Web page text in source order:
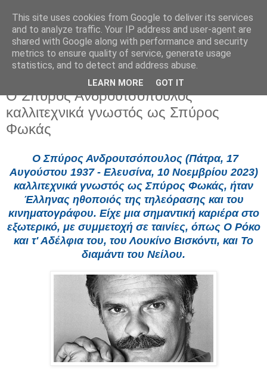
Δευτέρα 29 Ιουνίου 2026
O Σπύρος Ανδρουτσόπουλος
καλλιτεχνικά γνωστός ως Σπύρος
Φωκάς
O Σπύρος Ανδρουτσόπουλος (Πάτρα, 17
Αυγούστου 1937 - Ελευσίνα, 10 Νοεμβρίου 2023)
καλλιτεχνικά γνωστός ως Σπύρος Φωκάς, ήταν
Έλληνας ηθοποιός της τηλεόρασης και του
κινηματογράφου. Είχε μια σημαντική καριέρα στο
εξωτερικό, με συμμετοχή σε ταινίες, όπως Ο Ρόκο
και τ' Αδέλφια του, του Λουκίνο Βισκόντι, και Το
διαμάντι του Νείλου.
This site uses cookies from Google to deliver its services
and to analyze traffic. Your IP address and user-agent are
shared with Google along with performance and security
metrics to ensure quality of service, generate usage
statistics, and to detect and address abuse.
LEARN MORE GOT IT